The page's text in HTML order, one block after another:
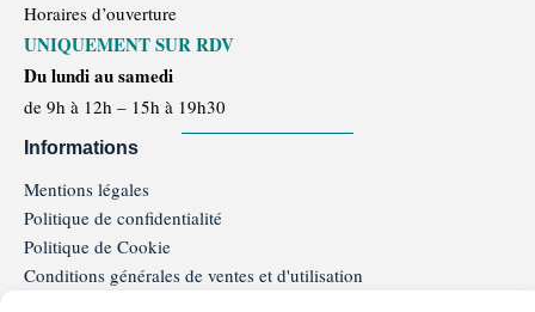
Horaires d’ouverture
UNIQUEMENT SUR RDV
Du lundi au samedi
de 9h à 12h – 15h à 19h30
Informations
Mentions légales
Politique de confidentialité
Politique de Cookie
Conditions générales de ventes et d'utilisation